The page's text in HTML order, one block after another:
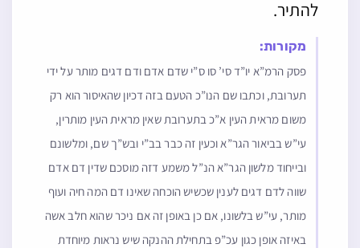
להתיר.
מקורות:
פסק הרמ”א יו”ד סי’ סו ס”י שדם אדם ודם דגים מותר על ידי
תערובת, וכתבו שם הנו”כ הטעם בזה דכיון שהאיסור הוא רק
משום מראית העין א”כ בתערובת שאין מראית העין מותרין,
עי”ש בביאור הגר”א וכעין זה כבר בב”י ובש”ך שם, ומלשונם
ובייחוד מלשון הגר”א הנ”ל משמע דזה מוסכם שדין דם אדם
שווה לדם דגים לענין שכשיש הוכחה שאינו דם המה חיה ועוף
מותר, עי”ש בלשונו, אם כן באופן זה אם ניכר שהוא חלב אשה
באיזה אופן כגון עכ”פ בתחילת ההנקה שיש נראות מיוחדת